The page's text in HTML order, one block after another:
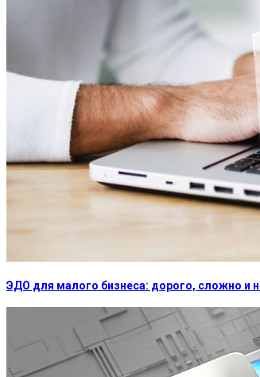
ЭДО для малого бизнеса: дорого, сложно и